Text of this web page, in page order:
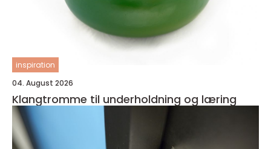
inspiration
04. August 2026
Klangtromme til underholdning og læring